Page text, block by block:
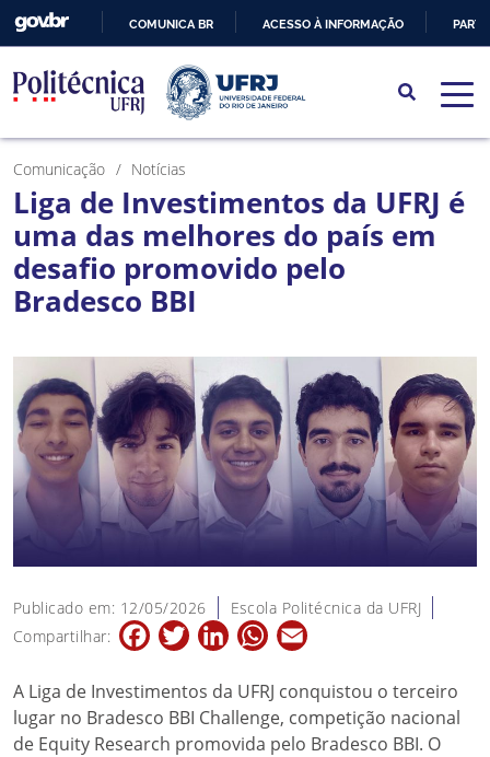
PARA
O
CONTEÚDO
COMUNICA BR ACESSO À INFORMAÇÃO
Comunicação Notícias
Liga de Investimentos da UFRJ é
uma das melhores do país em
desafio promovido pelo
Bradesco BBI
Publicado em: 12/05/2026
Escola Politécnica da UFRJ
Compartilhar:
FacebookTwitterLinkedInWhatsApp
A Liga de Investimentos da UFRJ conquistou o terceiro
lugar no Bradesco BBI Challenge, competição nacional
de Equity Research promovida pelo Bradesco BBI. O